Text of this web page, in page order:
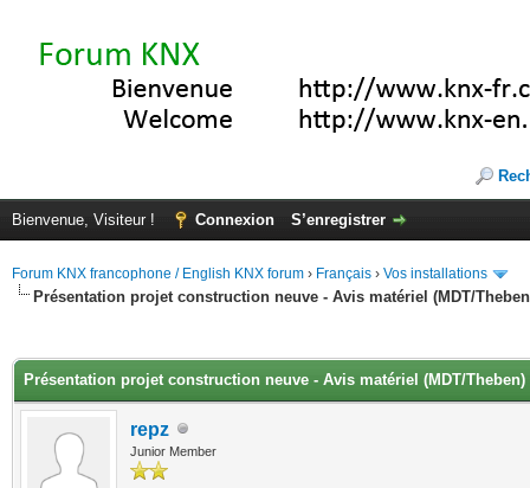
Bienvenue, Visiteur ! Connexion S’enregistrer
Forum KNX francophone / English KNX forum › Français › Vos installations
Présentation projet construction neuve - Avis matériel (MDT/
Présentation projet construction neuve - Avis matériel (MDT/Theben)
repz
Junior Member